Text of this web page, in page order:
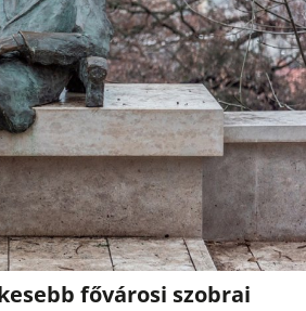
fővárosi szobrai